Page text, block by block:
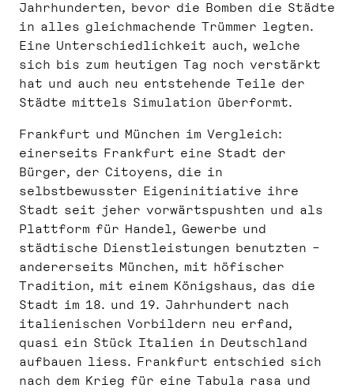
Jahrhunderten, bevor die Bomben die Städte
in alles gleichmachende Trümmer legten.
Eine Unterschiedlichkeit auch, welche
sich bis zum heutigen Tag noch verstärkt
hat und auch neu entstehende Teile der
Städte mittels Simulation überformt.
Frankfurt und München im Vergleich:
einerseits Frankfurt eine Stadt der
Bürger, der Citoyens, die in
selbstbewusster Eigeninitiative ihre
Stadt seit jeher vorwärtspushten und als
Plattform für Handel, Gewerbe und
städtische Dienstleistungen benutzten –
andererseits München, mit höfischer
Tradition, mit einem Königshaus, das die
Stadt im 18. und 19. Jahrhundert nach
italienischen Vorbildern neu erfand,
quasi ein Stück Italien in Deutschland
aufbauen liess. Frankfurt entschied sich
nach dem Krieg für eine Tabula rasa und